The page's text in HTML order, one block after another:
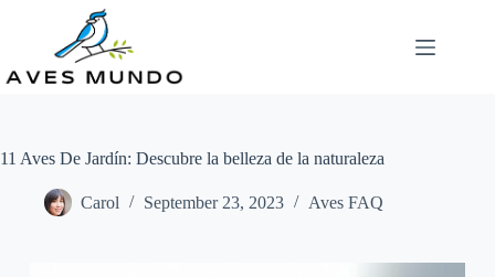
11 Aves De Jardín: Descubre la belleza de la naturaleza
Carol September 23, 2023 Aves FAQ